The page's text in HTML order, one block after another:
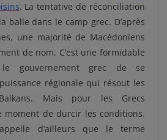
. La tentative de réconciliation
balle dans le camp grec. D’après
une majorité de Macédoniens
de nom. C’est une formidable
gouvernement grec de se
régionale qui résout les
Mais pour les Grecs
moment de durcir les conditions.
d’ailleurs que le terme